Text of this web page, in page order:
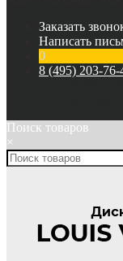
Заказать
Написать
0
8 (495) 203-76-
Поиск товаров
×